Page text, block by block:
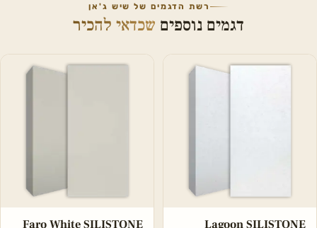
רשת הדגמים של שיש ג'אן
דגמים נוספים שכדאי להכיר
Lagoon SILISTONE
Faro White SILISTONE